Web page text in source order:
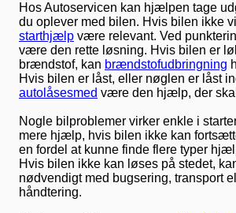
Hos Autoservicen kan hjælpen tage
du oplever med bilen. Hvis bilen ikke
starthjælp være relevant. Ved
være den rette løsning. Hvis bilen er
brændstof, kan brændstofudbringning
Hvis bilen er låst, eller nøglen er låst
autolåsesmed være den hjælp, der
Nogle bilproblemer virker enkle i
mere hjælp, hvis bilen ikke kan
en fordel at kunne finde flere typer
Hvis bilen ikke kan løses på stedet,
nødvendigt med bugsering, transport
håndtering.